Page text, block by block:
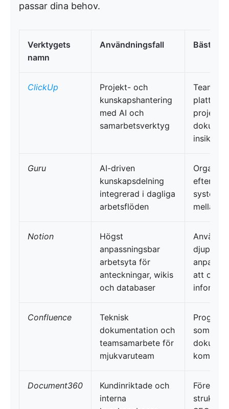
passar dina behov.
Verktygets
namn
Användningsfall Bäst för
ClickUp
Projekt- och
kunskapshantering
med AI och
samarbetsverktyg
Team
insikter
Guru
AI-driven
kunskapsdelning
integrerad i dagliga
arbetsflöden
efter ett
system
mellan
Notion
Högst
anpassningsbar
arbetsyta för
anteckningar, wikis
och databaser
att
Confluence
Teknisk
dokumentation och
teamsamarbete för
mjukvaruteam
som
Document360
Kundinriktade och
interna
Företag